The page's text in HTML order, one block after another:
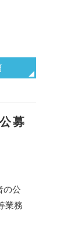
募
の公
業務